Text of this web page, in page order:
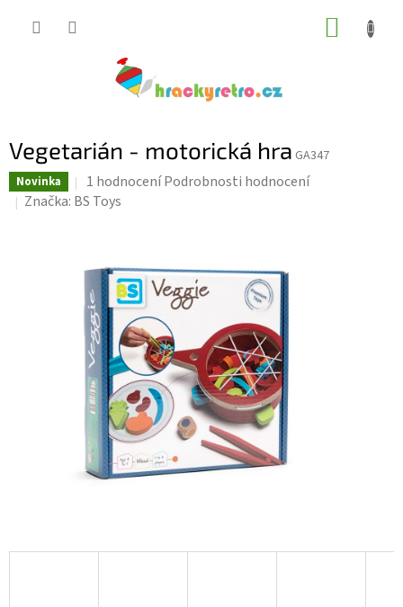
Vegetarián - motorická hra GA347
Novinka
Průměrné
hodnocení
5
hvězdiček.
1 hodnocení Podrobnosti hodnocení
Značka: BS Toys